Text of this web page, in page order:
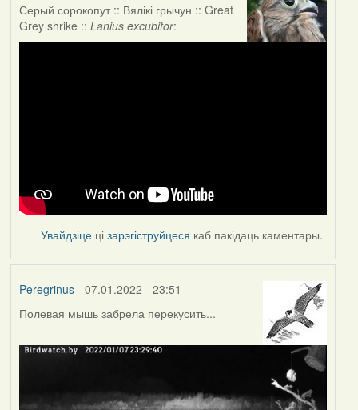
Серый сорокопут :: Вялікі грычун :: Great
Grey shrike :: Lanius excubitor:
Увайдзіце цізарэгіструйцеся каб пакідаць каментары.
Peregrinus- 07.01.2022 - 23:51
Полевая мышь забрела перекусить...